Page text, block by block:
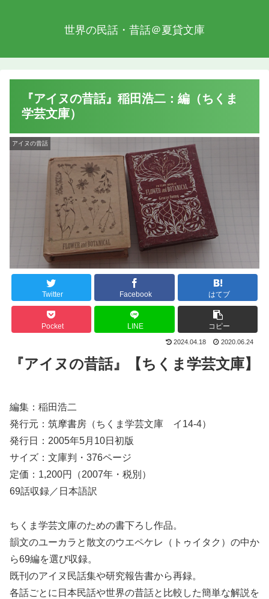
世界の民話・昔話＠夏貸文庫
『アイヌの昔話』稲田浩二：編（ちくま
学芸文庫）
アイヌの昔話
Twitter Facebook はてブ
Pocket LINE コピー
2024.04.18 2020.06.24
『アイヌの昔話』【ちくま学芸文庫】
編集：稲田浩二
発行元：筑摩書房（ちくま学芸文庫 イ14-4）
発行日：2005年5月10日初版
サイズ：文庫判・376ページ
定価：1,200円（2007年・税別）
69話収録／日本語訳
ちくま学芸文庫のための書下ろし作品。
韻文のユーカラと散文のウエペケレ（トゥイタク）の中か
ら69編を選び収録。
既刊のアイヌ民話集や研究報告書から再録。
各話ごとに日本民話や世界の昔話と比較した簡単な解説を